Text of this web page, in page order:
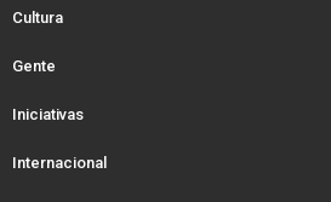
Cultura
Gente
Iniciativas
Internacional